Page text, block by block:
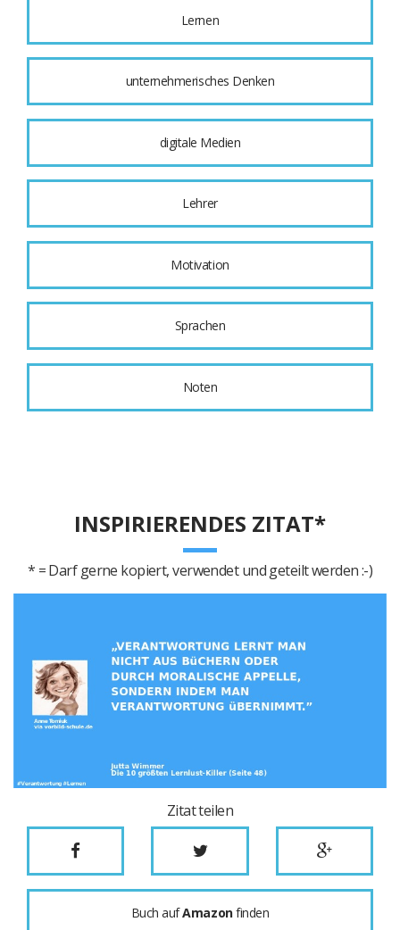
Lernen
unternehmerisches Denken
digitale Medien
Lehrer
Motivation
Sprachen
Noten
INSPIRIERENDES ZITAT*
* = Darf gerne kopiert, verwendet und geteilt werden :-)
Zitat teilen
Buch aufAmazonfinden